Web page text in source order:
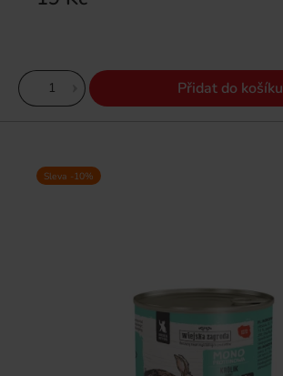
Přidat do košíku
Sleva -10%